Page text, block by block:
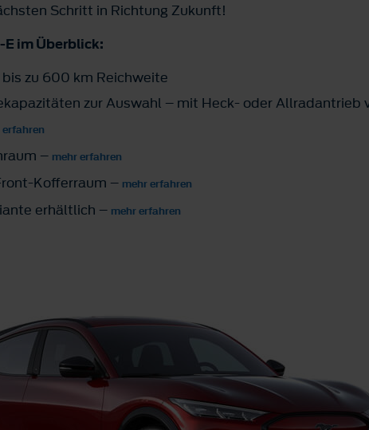
Schritt in Richtung Zukunft!
E im Überblick:
zu 600 km Reichweite
zur Auswahl – mit Heck- oder Allradantrieb
erfahren
– mehr erfahren
Kofferraum – mehr erfahren
erhältlich – mehr erfahren